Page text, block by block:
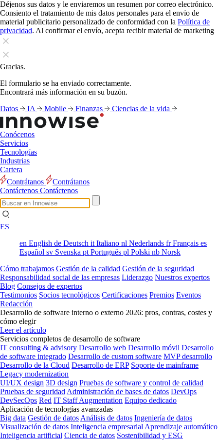
Déjenos sus datos y le enviaremos un resumen por correo electrónico.
Consiento el tratamiento de mis datos personales para el envío de
material publicitario personalizado de conformidad con la Política de
privacidad. Al confirmar el envío, acepta recibir material de marketing
Gracias.
El formulario se ha enviado correctamente.
Encontrará más información en su buzón.
Datos
IA Mobile Finanzas Ciencias de la vida
Conócenos
Servicios
Tecnologías
Industrias
Cartera
Contrátanos
Contrátanos
Contáctenos Contáctenos
ES
en English de Deutsch it Italiano nl Nederlands frFrançais es
Español sv Svenska pt Português pl Polski nb Norsk
Cómo trabajamos Gestión de la calidad Gestión de la seguridad
Responsabilidad social de las empresas Liderazgo Nuestros expertos
Blog Consejos de expertos
Testimonios Socios tecnológicos Certificaciones Premios Eventos
Redacción
Desarrollo de software interno o externo 2026: pros, contras, costes y
cómo elegir
Leer el artículo
Servicios completos de desarrollo de software
IT consulting & advisory Desarrollo web Desarrollo móvil Desarrollo
de software integrado Desarrollo de custom software MVP desarrollo
Desarrollo de la Cloud Desarrollo de ERP Soporte de mainframe
Legacy modernization
UI/UX design 3D design Pruebas de software y control de calidad
Pruebas de seguridad Administración de bases de datos DevOps
DevSecOps Red IT Staff Augmentation Equipo dedicado
Aplicación de tecnologías avanzadas
Big data Gestión de datos Análisis de datos Ingeniería de datos
Visualización de datos Inteligencia empresarial Aprendizaje automático
Inteligencia artificial Ciencia de datos Sostenibilidad y ESG